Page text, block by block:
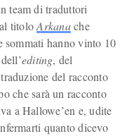
team di traduttori
titoloArkanache
sommati hanno vinto 10
editing, del
del racconto
che sarà un racconto
a Hallowe’en e, udite
quanto dicevo